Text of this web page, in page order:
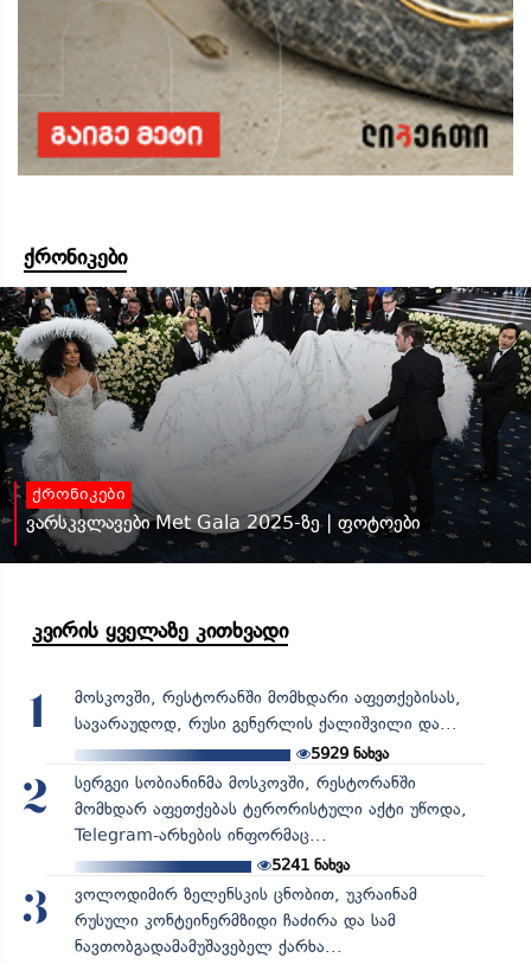
ქრონიკები
ქრონიკები
ვარსკვლავები Met Gala 2025-ზე | ფოტოები
კვირის ყველაზე კითხვადი
1
მოსკოვში, რესტორანში მომხდარი აფეთქებისას,
სავარაუდოდ, რუსი გენერლის ქალიშვილი და...
5929 ნახვა
2
სერგეი სობიანინმა მოსკოვში, რესტორანში
მომხდარ აფეთქებას ტერორისტული აქტი უწოდა,
Telegram-არხების ინფორმაც...
5241ნახვა
3
ვოლოდიმირ ზელენსკის ცნობით, უკრაინამ
რუსული კონტეინერმზიდი ჩაძირა და სამ
ნავთობგადამამუშავებელ ქარხა...